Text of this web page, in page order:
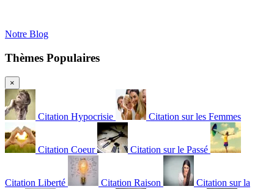
Notre Blog
Thèmes Populaires
×
Citation Hypocrisie Citation sur les Femmes
Citation Coeur Citation sur le Passé
Citation Liberté Citation Raison Citation sur la